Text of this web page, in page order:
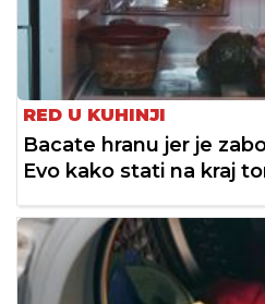
RED U KUHINJI
Bacate hranu jer je
Evo kako stati na kraj